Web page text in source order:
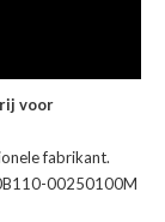
voor
fabrikant.
00250100M